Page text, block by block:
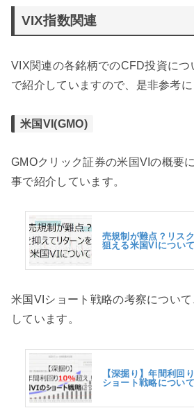
VIX指数関連
VIX関連の各銘柄でのCFD投資につ
で紹介していますので、是非参考に
米国VI(GMO)
GMOクリック証券の米国VIの概要
事で紹介しています。
売規制が難点？リス
狙える米国VIについて
米国VIショート戦略の考察につい
しています。
【深掘り】年間利回
ショート戦略について